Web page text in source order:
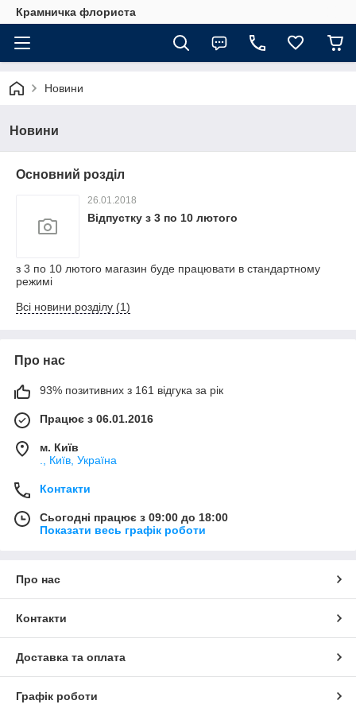
Крамничка флориста
Новини
Новини
Основний розділ
26.01.2018
Відпустку з 3 по 10 лютого
з 3 по 10 лютого магазин буде працювати в стандартному
режимі
Всі новини розділу (1)
Про нас
93% позитивних з 161 відгука за рік
Працює з 06.01.2016
м. Київ
., Київ, Україна
Контакти
Сьогодні працює з 09:00 до 18:00
Показати весь графік роботи
Про нас
Контакти
Доставка та оплата
Графік роботи